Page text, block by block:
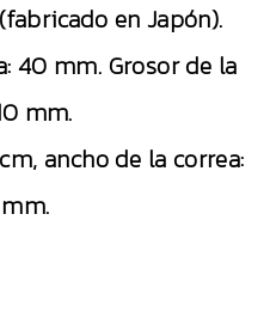
en Japón).
40 mm. Grosor de la
mm.
ancho de la correa: